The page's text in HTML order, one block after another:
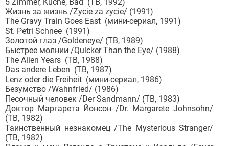
Жизнь за жизнь /Zycie za zycie/ (1991)
The Gravy Train Goes East (мини-сериал, 1991)
St. Petri Schnee (1991)
Золотой глаз /Goldeneye/ (ТВ, 1989)
Быстрее молнии /Quicker Than the Eye/ (1988)
The Alien Years (ТВ, 1988)
Das andere Leben (ТВ, 1987)
Lenz oder die Freiheit (мини-сериал, 1986)
Безумство /Wahnfried/ (1986)
Песочный человек /Der Sandmann/ (ТВ, 1983)
Доктор Маргарета Йонсон /Dr. Margarete Johnsohn/
(ТВ, 1982)
Таинственный незнакомец /The Mysterious Stranger/
(ТВ, 1982)